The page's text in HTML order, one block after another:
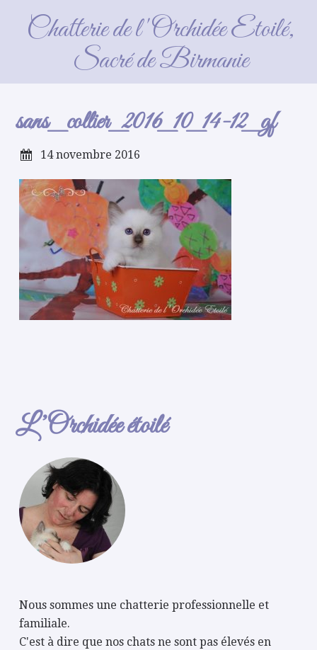
Chatterie de l'Orchidée Etoilé,
Sacré de Birmanie
sans_collier_2016_10_14-12_gf
sans_collier_2016_10_14-12_gf
14 novembre 2016
L’Orchidée étoilé
Nous sommes une chatterie professionnelle et
familiale.
C'est à dire que nos chats ne sont pas élevés en